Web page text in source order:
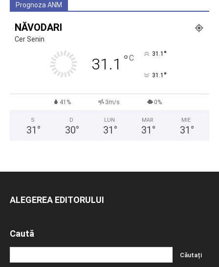
Prognoza ANM
NĂVODARI
Cer Senin
31.1 °C 31.1 °
31.1 °
41% 3m/s 0%
S
31 °
D
30°
LUN
31 °
MAR
31 °
MIE
31 °
ALEGEREA EDITORULUI
Caută